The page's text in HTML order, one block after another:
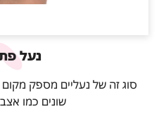
נעל
סוג זה של נעליים מספק מקום
שונים כמו